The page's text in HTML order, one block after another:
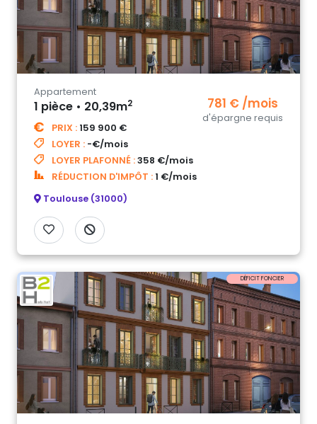
781 € /mois
d'épargne requis
Appartement
1 pièce • 20,39m2
PRIX : 159 900 €
LOYER : -€/mois
LOYER PLAFONNÉ :358 €/mois
RÉDUCTION D'IMPÔT : 1 €/mois
Toulouse (31000)
DÉFICIT FONCIER